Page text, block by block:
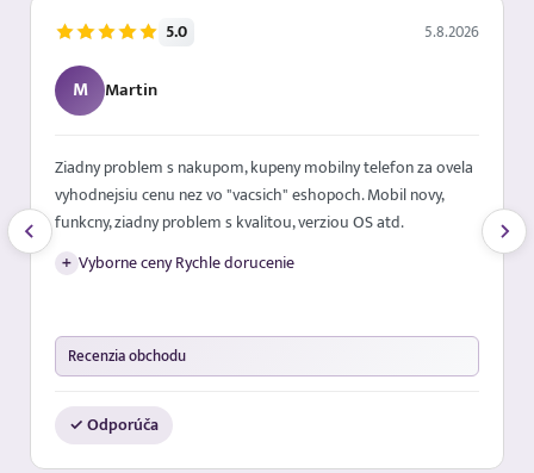
5.0 5.8.2026
M Martin
Ziadny problem s nakupom, kupeny mobilny telefon za ovela
vyhodnejsiu cenu nez vo "vacsich" eshopoch. Mobil novy,
funkcny, ziadny problem s kvalitou, verziou OS atd.
+ Vyborne ceny Rychle dorucenie
Recenzia obchodu
✓ Odporúča